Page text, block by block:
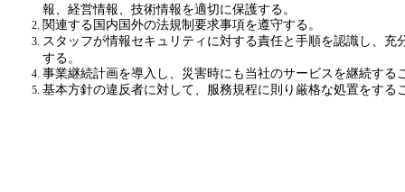
報、経営情報、技術情報を適切に保護する。
関連する国内国外の法規制要求事項を遵守する。
スタッフが情報セキュリティに対する責任と手順を認識し、充
する。
事業継続計画を導入し、災害時にも当社のサービスを継続する
基本方針の違反者に対して、服務規程に則り厳格な処置をする